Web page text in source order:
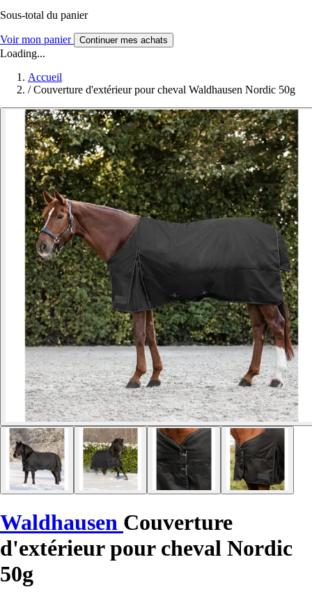
Sous-total du panier
Voir mon panier Continuer mes achats
Loading...
Accueil
/ Couverture d'extérieur pour cheval Waldhausen Nordic 50g
Waldhausen Couverture
d'extérieur pour cheval Nordic
50g